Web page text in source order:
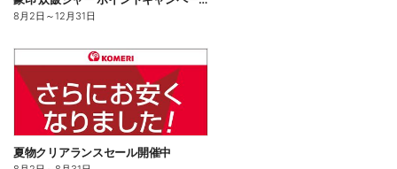
8月2日 ～12月31日
夏物クリアランスセール開催中